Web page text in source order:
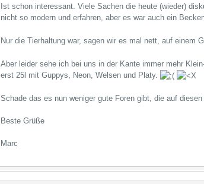
Ist schon interessant. Viele Sachen die heute (wieder)
nicht so modern und erfahren, aber es war auch ein
Nur die Tierhaltung war, sagen wir es mal nett, auf einem
Aber leider sehe ich bei uns in der Kante immer mehr
erst 25l mit Guppys, Neon, Welsen und Platy.
Schade das es nun weniger gute Foren gibt, die auf
Beste Grüße
Marc